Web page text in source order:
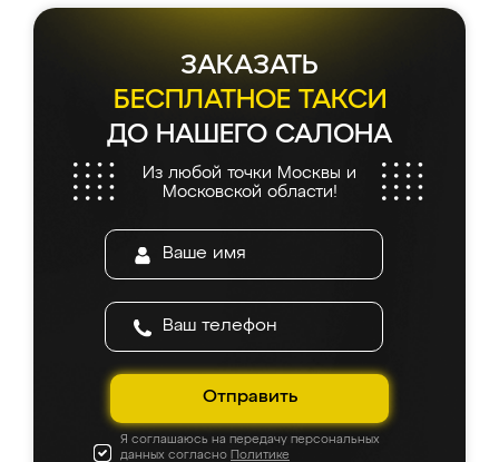
ЗАКАЗАТЬ
БЕСПЛАТНОЕ ТАКСИ
ДО НАШЕГО САЛОНА
Из любой точки Москвы и
Московской области!
Отправить
Я соглашаюсь на передачу персональных
данных согласно Политике